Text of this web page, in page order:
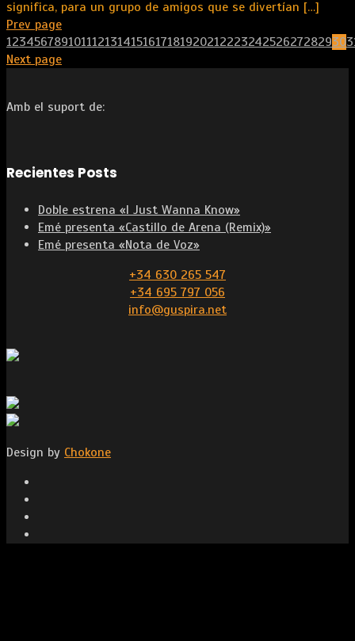
significa, para un grupo de amigos que se divertían […]
Prev page
123456789101112131415161718192021222324252627282930
Next page
Amb el suport de:
Recientes Posts
Doble estrena «I Just Wanna Know»
Emé presenta «Castillo de Arena (Remix)»
Emé presenta «Nota de Voz»
+34 630 265 547
+34 695 797 056
info@guspira.net
Design by Chokone